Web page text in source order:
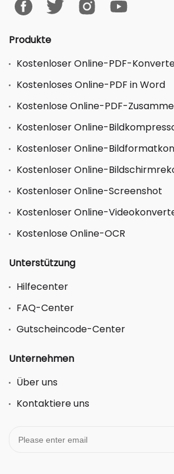
Produkte
Kostenloser Online-PDF-
Kostenloses Online-PDF in Word
Kostenlose Online-PDF-
Kostenloser Online-
Kostenloser Online-
Kostenloser Online-
Kostenloser Online-Screenshot
Kostenloser Online-
Kostenlose Online-OCR
Unterstützung
Hilfecenter
FAQ-Center
Gutscheincode-Center
Unternehmen
Über uns
Kontaktiere uns